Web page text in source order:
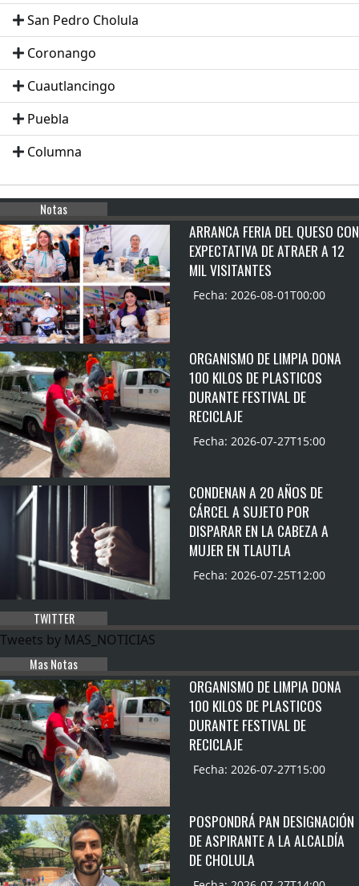
San Pedro Cholula
Coronango
Cuautlancingo
Puebla
Columna
Notas
ARRANCA FERIA DEL QUESO CON
EXPECTATIVA DE ATRAER A 12
MIL VISITANTES
Fecha: 2026-08-01T00:00
ORGANISMO DE LIMPIA DONA
100 KILOS DE PLASTICOS
DURANTE FESTIVAL DE
RECICLAJE
Fecha: 2026-07-27T15:00
CONDENAN A 20 AÑOS DE
CÁRCEL A SUJETO POR
DISPARAR EN LA CABEZA A
MUJER EN TLAUTLA
Fecha: 2026-07-25T12:00
TWITTER
Tweets by MAS_NOTICIAS
Mas Notas
ORGANISMO DE LIMPIA DONA
100 KILOS DE PLASTICOS
DURANTE FESTIVAL DE
RECICLAJE
Fecha: 2026-07-27T15:00
POSPONDRÁ PAN DESIGNACIÓN
DE ASPIRANTE A LA ALCALDÍA
DE CHOLULA